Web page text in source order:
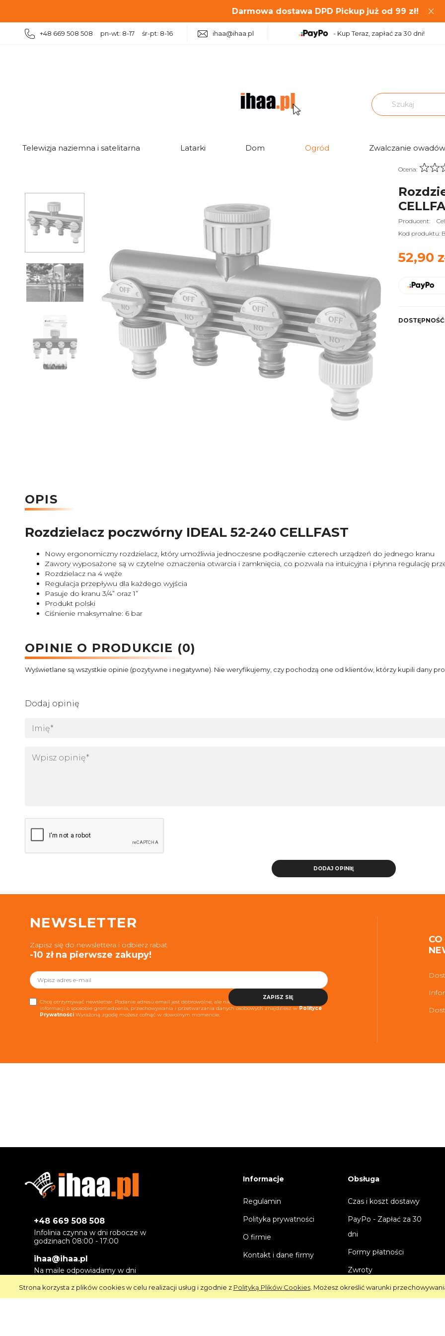
Darmowa dostawa DPD Pickup już od 99 zł!
+48 669 508 508 pn-wt: 8-17 śr-pt: 8-16 ihaa@ihaa.pl - Kup Teraz, zapłać za 30 dni!
Strona korzysta z plików cookies w celu realizacji usług i zgodnie z Polityką Plików Cookies. Możesz określić warunki
Telewizja naziemna i satelitarna Latarki Dom Ogród Zwalczanie owadów
Ocena:
Producent:
Kod produktu:
52,90
OPIS
Rozdzielacz poczwórny IDEAL 52-240 CELLFAST
Nowy ergonomiczny rozdzielacz, który umożliwia jednoczesne podłączenie czterech urządzeń do jednego kranu
Zawory wyposażone są w czytelne oznaczenia otwarcia i zamknięcia, co pozwala na intuicyjna i płynna regulację
Rozdzielacz na 4 węże
Regulacja przepływu dla każdego wyjścia
Pasuje do kranu 3/4” oraz 1”
Produkt polski
Ciśnienie maksymalne: 6 bar
OPINIE O PRODUKCIE (0)
Wyświetlane są wszystkie opinie (pozytywne i negatywne). Nie weryfikujemy, czy pochodzą one od klientów, którzy kupili dany
Dodaj opinię
DODAJ OPINIĘ
NEWSLETTER
Zapisz się do newslettera i odbierz rabat
-10 zł na pierwsze zakupy!
ZAPISZ SIĘ
Chcę otrzymywać newsletter. Podanie adresu email jest dobrowolne, ale niezbędne do realizacji usługi. Więcej
informacji o sposobie gromadzenia, przechowywania i przetwarzania danych osobowych znajdziesz wPolityce
Prywatności Wyrażoną zgodę możesz cofnąć w dowolnym momencie.
+48 669 508 508
Infolinia czynna w dni robocze w
godzinach 08:00 - 17:00
ihaa@ihaa.pl
Na maile odpowiadamy w dni
- maksymalnie w ciągu 24 godzin
Informacje
Regulamin
Polityka prywatności
O firmie
Kontakt i dane firmy
Obsługa
Czas i koszt dostawy
PayPo - Zapłać za 30
dni
Formy płatności
Zwroty
Reklamacje